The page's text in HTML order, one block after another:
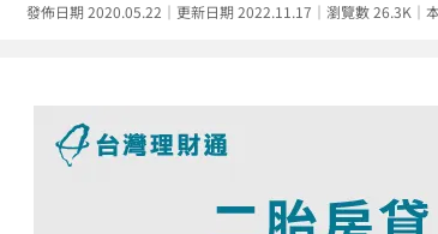
發佈日期 2020.05.22｜更新日期 2022.11.17｜瀏覽數 26.3K｜